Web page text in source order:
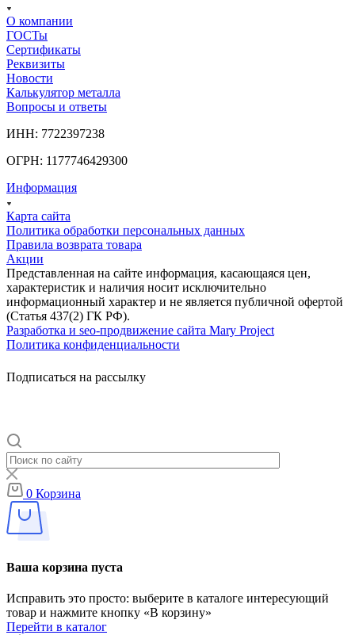
О компании
ГОСТы
Сертификаты
Реквизиты
Новости
Калькулятор металла
Вопросы и ответы
ИНН: 7722397238
ОГРН: 1177746429300
Информация
Карта сайта
Политика обработки персональных данных
Правила возврата товара
Акции
Представленная на сайте информация, касающаяся цен,
характеристик и наличия носит исключительно
информационный характер и не является публичной офертой
(Статья 437(2) ГК РФ).
Разработка и seo-продвижение сайта Mary Project
Политика конфиденциальности
Подписаться на рассылку
0 Корзина
Ваша корзина пуста
Исправить это просто: выберите в каталоге интересующий
товар и нажмите кнопку «В корзину»
Перейти в каталог